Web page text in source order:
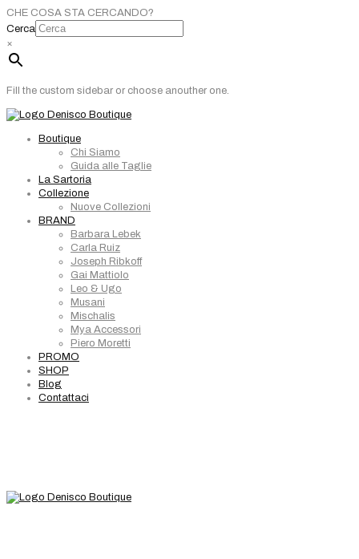
CHE COSA STA CERCANDO?
Cerca
×
Fill the custom sidebar or choose anouther one.
Boutique
Chi Siamo
Guida alle Taglie
La Sartoria
Collezione
Nuove Collezioni
BRAND
Barbara Lebek
Carla Ruiz
Joseph Ribkoff
Gai Mattiolo
Leo & Ugo
Musani
Mischalis
Mya Accessori
Piero Moretti
PROMO
SHOP
Blog
Contattaci